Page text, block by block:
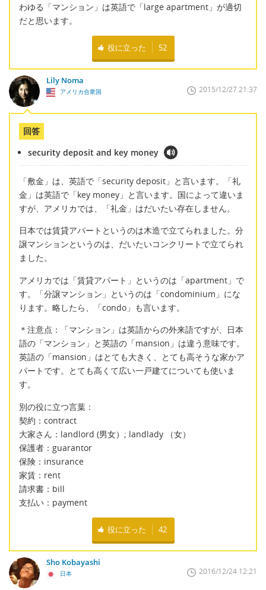
わゆる「マンション」は英語で「large apartment」が適切
だと思います。
役に立った 52
Lily Noma
アメリカ合衆国 2015/12/27 21:37
回答
security deposit and key money
「敷金」は、英語で「security deposit」と言います。「礼
金」は英語で「key money」と言います。国によって違いま
すが、アメリカでは、「礼金」はだいたい存在しません。
日本では賃貸アパートというのは木造で立てられました。分
譲マンションというのは、だいたいコンクリートで立てられ
ました。
アメリカでは「賃貸アパート」というのは「apartment」で
す。「分譲マンション」というのは「condominium」にな
ります。略したら、「condo」も言います。
＊注意点：「マンション」は英語からの外来語ですが、日本
語の「マンション」と英語の「mansion」は違う意味です。
英語の「mansion」はとても大きく、とても高そうな家かア
パートです。とても高くて広い一戸建てについても使いま
す。
別の役に立つ言葉：
契約：contract
大家さん：landlord (男女）; landlady （女）
保護者：guarantor
保険：insurance
家賃：rent
請求書：bill
支払い：payment
役に立った 42
Sho Kobayashi
日本 2016/12/24 12:21